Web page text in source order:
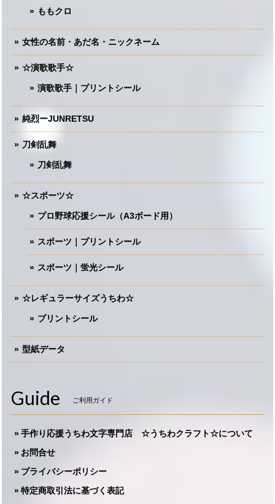
ももクロ
女性の名前・あだ名・ニックネーム
☆演歌歌手☆
演歌歌手｜プリントシール
純烈ーJUNRETSU
刀剣乱舞
刀剣乱舞
☆スポーツ☆
プロ野球応援シール（A3ボード用）
スポーツ｜プリントシール
スポーツ｜蛍光シール
☆レギュラーサイズうちわ☆
プリントシール
型紙データ
Guide ご利用ガイド
手作り応援うちわ文字専門店 ☆うちわクラフト☆について
お問合せ
プライバシーポリシー
特定商取引法に基づく表記